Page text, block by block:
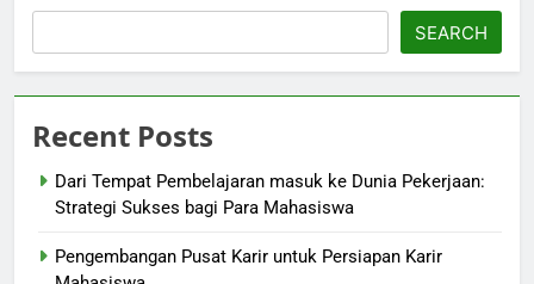
SEARCH
Recent Posts
Dari Tempat Pembelajaran masuk ke Dunia Pekerjaan:
Strategi Sukses bagi Para Mahasiswa
Pengembangan Pusat Karir untuk Persiapan Karir